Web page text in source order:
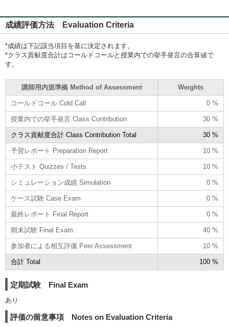
成績評価方法 Evaluation Criteria
*成績は下記該当項目を基に決定されます。
*クラス貢献度合計はコールドコールと授業内での挙手発言の合算値で
す。
講師用内規準拠 Method of Assessment Weights
コールドコール Cold Call 0 %
授業内での挙手発言 Class Contribution 30 %
クラス貢献度合計 Class Contribution Total 30 %
予習レポート Preparation Report 10 %
小テスト Quizzes / Tests 10 %
シミュレーション成績 Simulation 0 %
ケース試験 Case Exam 0 %
最終レポート Final Report 0 %
期末試験 Final Exam 40 %
参加者による相互評価 Peer Assessment 10 %
合計 Total 100 %
定期試験 Final Exam
あり
評価の留意事項 Notes on Evaluation Criteria